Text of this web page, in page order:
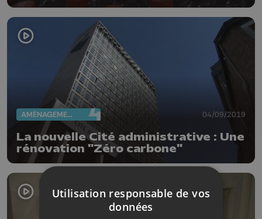
AMÉNAGEMENT DU TERRITOIRE 04/09/2019
La nouvelle Cité administrative : Une
rénovation "Zéro carbone"
Utilisation responsable de vos
données